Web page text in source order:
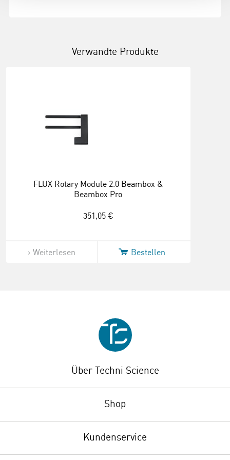
Verwandte Produkte
FLUX Rotary Module 2.0 Beambox &
Beambox Pro
351,05 €
Weiterlesen Bestellen
Über Techni Science
Shop
Kundenservice